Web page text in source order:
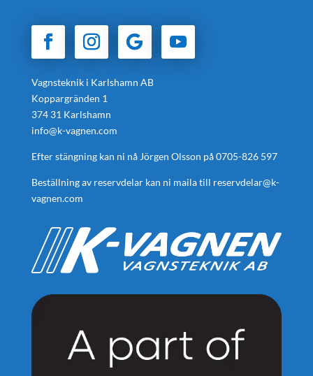
Vagnsteknik i Karlshamn AB
Koppargränden 1
374 31 Karlshamn
info@k-vagnen.com
Efter stängning kan ni nå Jörgen Olsson på0705-826 597
Beställning av reservdelar kan ni maila till reservdelar@k-
vagnen.com